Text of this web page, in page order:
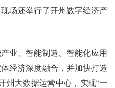
场还举行了开州数字经济产
、智能制造、智能化应用
经济深度融合，并加快打造
州大数据运营中心，实现“一